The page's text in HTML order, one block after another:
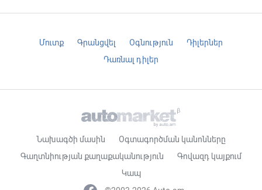
Մուտք Գրանցվել Օգնություն
Դիլերներ
Դառնալ դիլեր
Նախագծի մասին
Օգտագործման կանոնները
Գաղտնիության քաղաքականություն
Գովազդ կայքում
Կապ